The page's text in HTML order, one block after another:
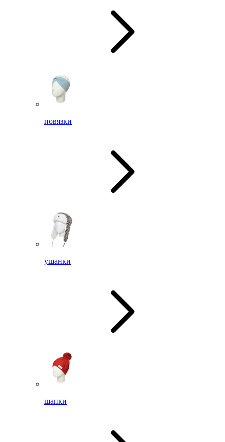
повязки
ушанки
шапки